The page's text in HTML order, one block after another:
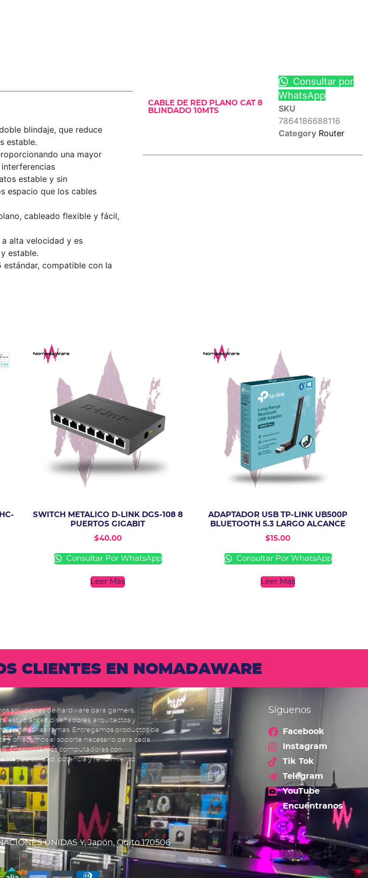
blindaje, que reduce
estable.
una mayor
estable y sin
espacio que los cables
cableado flexible y fácil,
alta velocidad y es
estable.
compatible con la
CABLE DE RED PLANO CAT 8
BLINDADO 10MTS
Consultar por
WhatsApp
SKU
7864186688116
Category Router
SWITCH METALICO D-LINK DGS-108 8
PUERTOS GIGABIT
$40.00
Consultar Por WhatsApp
Leer Más
ADAPTADOR USB TP-LINK UB500P
BLUETOOTH 5.3 LARGO ALCANCE
$15.00
Consultar Por WhatsApp
Leer Más
CLIENTES EN NOMADAWARE
soluciones de hardware para gamers,
estudiantes, diseñadores, arquitectos y
de varias ramas. Entregamos productos de
y ofrecemos el soporte necesario para cada
Ensamblamos computadoras con
de calidad, potencia y rendimiento.
Síguenos
Facebook
Instagram
Tik Tok
Telegram
YouTube
Encuéntranos
UNIDAS Y, Japón, Quito 170506